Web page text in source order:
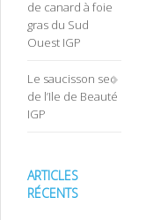
de canard à foie
gras du Sud
Ouest IGP
Le saucisson sec
de l’Ile de Beauté
IGP
ARTICLES
RÉCENTS